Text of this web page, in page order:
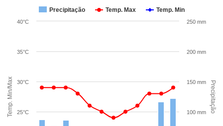
Temp. Min/Max Precipitação
Precipitação Temp. Max Temp. Min
25°C
30°C
35°C
40°C
100 mm
150 mm
200 mm
250 mm